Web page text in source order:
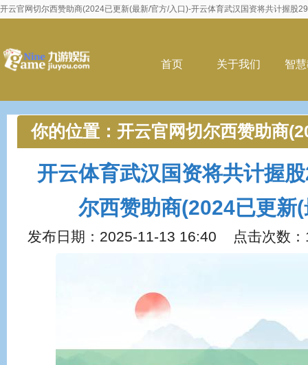
开云官网切尔西赞助商(2024已更新(最新/官方/入口)-开云体育武汉国资将共计握股
首页 关于我们 智
你的位置： 开云官网切尔西赞助商
口)>新闻动态> 开云体育武汉国资
网切尔西赞助商(2024已更新(最新/
开云体育武汉国资将共计握
尔西赞助商(2024已更新
发布日期：2025-11-13 16:40 点击次数：